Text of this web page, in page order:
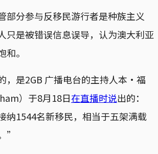
部分参与反移民游行者是种族主义
只是被错误信息误导，认为澳大利亚
。
，是2GB 广播电台的主持人本·福
）于8月18日在直播时说出的：
纳1544名新移民，相当于五架满载
”